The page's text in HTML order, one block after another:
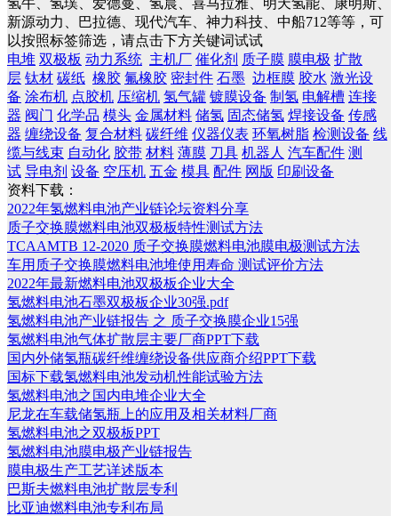
新源动力、巴拉德、现代汽车、神力科技、中船712等等，可
以按照标签筛选，请点击下方关键词试试
电堆 双极板 动力系统 主机厂 催化剂 质子膜 膜电极 扩散
层 钛材 碳纸 橡胶 氟橡胶 密封件 石墨 边框膜 胶水 激光设
备 涂布机 点胶机 压缩机 氢气罐 镀膜设备 制氢 电解槽 连接
器 阀门 化学品 模头 金属材料 储氢 固态储氢 焊接设备 传感
器 缠绕设备 复合材料 碳纤维 仪器仪表 环氧树脂 检测设备 线
缆与线束 自动化 胶带 材料 薄膜 刀具 机器人 汽车配件 测
试 导电剂 设备 空压机 五金 模具 配件 网版 印刷设备
资料下载：
2022年氢燃料电池产业链论坛资料分享
质子交换膜燃料电池双极板特性测试方法
TCAAMTB 12-2020 质子交换膜燃料电池膜电极测试方法
车用质子交换膜燃料电池堆使用寿命 测试评价方法
2022年最新燃料电池双极板企业大全
氢燃料电池石墨双极板企业30强.pdf
氢燃料电池产业链报告 之 质子交换膜企业15强
氢燃料电池气体扩散层主要厂商PPT下载
国内外储氢瓶碳纤维缠绕设备供应商介绍PPT下载
国标下载氢燃料电池发动机性能试验方法
氢燃料电池之国内电堆企业大全
尼龙在车载储氢瓶上的应用及相关材料厂商
氢燃料电池之双极板PPT
氢燃料电池膜电极产业链报告
膜电极生产工艺详述版本
巴斯夫燃料电池扩散层专利
比亚迪燃料电池专利布局